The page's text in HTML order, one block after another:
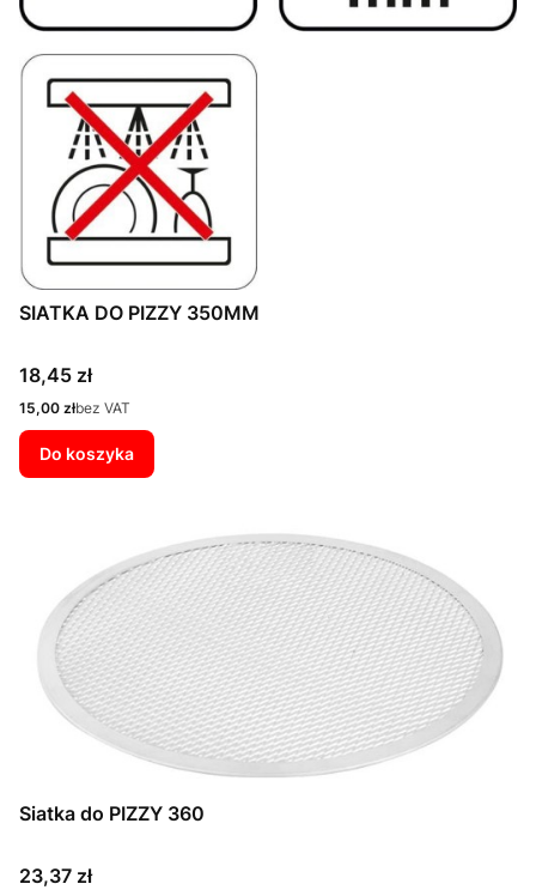
SIATKA DO PIZZY 350MM
Cena
18,45 zł
Cena
15,00 złbez VAT
Do koszyka
Siatka do PIZZY 360
Cena
23,37 zł